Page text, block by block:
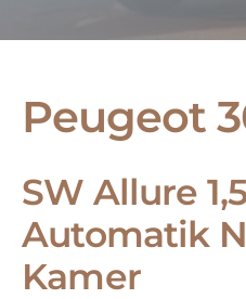
Über uns
Peugeot
SW Allure
Automatik
Kamer